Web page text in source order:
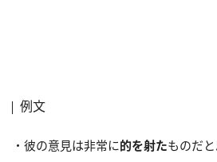
例文
・彼の意見は非常に的を射たものだと